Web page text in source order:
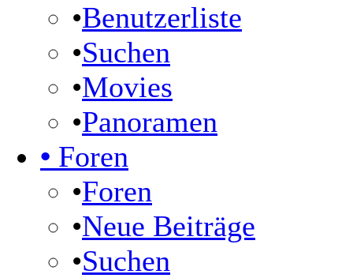
•Benutzerliste
•Suchen
•Movies
•Panoramen
• Foren
•Foren
•Neue Beiträge
•Suchen